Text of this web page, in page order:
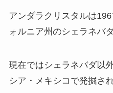
アンダラクリスタルは
ォルニア州のシェラネバ
現在ではシェラネバダ以
シア・メキシコで発掘さ